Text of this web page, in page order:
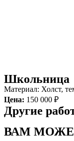
Школьница
Материал: Холст,
Цена: 150 000 ₽
Другие
ВАМ